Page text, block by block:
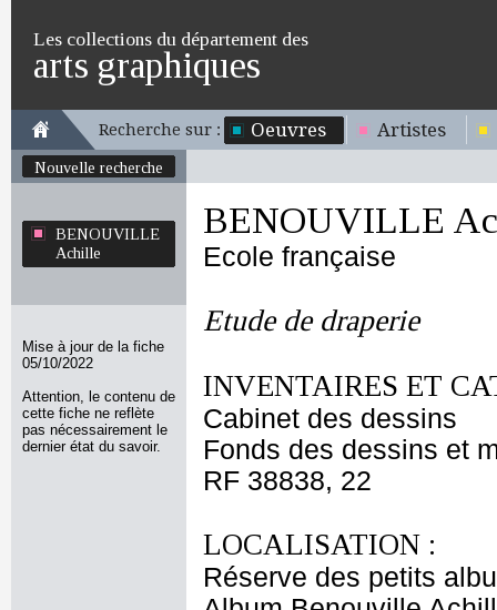
Les collections du département des
arts graphiques
Recherche sur : Oeuvres Artistes
Nouvelle recherche
BENOUVILLE
Achille
Mise à jour de la fiche
05/10/2022
Attention, le contenu de
cette fiche ne reflète
pas nécessairement le
dernier état du savoir.
BENOUVILLE
Ecole française
Etude de draperie
INVENTAIRES ET
Cabinet des dessins
Fonds des dessins et
RF 38838, 22
LOCALISATION :
Réserve des petits